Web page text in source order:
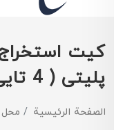
پليتی ( 4 تايی )
الصفحة الرئيسية محل